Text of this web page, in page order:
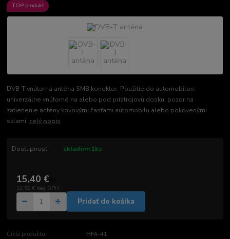
TOP produkt
DVB-T vnútorná anténa SMB konektor. Použitie do automobilov:
univerzálne vnútorné na alebo pod prístrojovú dosku, pozor na
zatienenie antény kovovými časťami automobilu alebo pokovenými
sklami. celý popis
Dostupnosť skladom 1ks
15,40 €
12,52 € bez DPH
Pridať do košíka
Číslo produktu: HFA-41